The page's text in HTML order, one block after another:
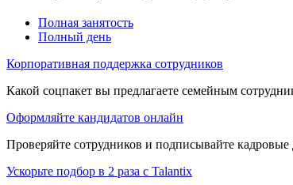
Полная занятость
Полный день
Корпоративная поддержка сотрудников
Какой соцпакет вы предлагаете семейным
Оформляйте кандидатов онлайн
Проверяйте сотрудников и подписывайте
Ускорьте подбор в 2 раза с Talantix